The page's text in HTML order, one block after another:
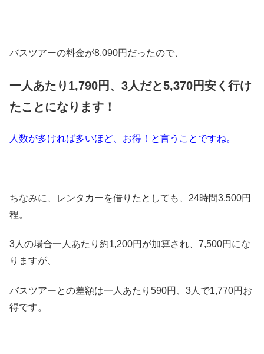
バスツアーの料金が8,090円だったので、
一人あたり1,790円、3人だと5,370円安く行け
たことになります！
人数が多ければ多いほど、お得！と言うことですね。
ちなみに、レンタカーを借りたとしても、24時間3,500円
程。
3人の場合一人あたり約1,200円が加算され、7,500円にな
りますが、
バスツアーとの差額は一人あたり590円、3人で1,770円お
得です。